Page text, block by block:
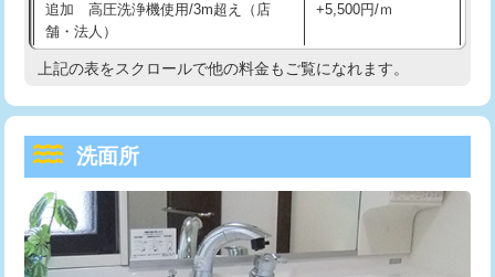
モルタル補修（厚さ10㎝まで）
モルタル補修（厚さ10㎝超え） 38,500円
洗面台設置 38,500円
追加人工
廃棄・処分 現場見積
※給水管工事は20mmまでの価格です。
給水管工事※（バンド止め) 3,300円
給水管工事※（支持金具設置) 5,500円
給水管工事※（保温材使用（バンド止
め込み）)
5,500円
給水管工事※（土の掘削・埋め戻し作
業)
11,000円
給水管工事※（塩ビ管（VP・HI）使
用/3ｍまで)
33,000円
追加 高圧洗浄機使用/3m超え（店
舗・法人）
+5,500円/ｍ
高度高圧洗浄換 現地調査
トーラー機使用/3mまで
追加トーラー機使用/3m超え +3,300円
カメラ調査 33,000円
上記の表をスクロールで他の料金もご覧になれます。
洗面所